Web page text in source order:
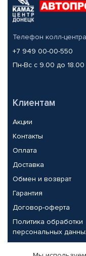
Телефон колл-центра
+7 949 00-00-550
Пн-Вс с 9.00 до 18.00
Клиентам
Акции
Контакты
Оплата
Доставка
Обмен и возврат
Гарантия
Договор-оферта
Политика обработки
персональных